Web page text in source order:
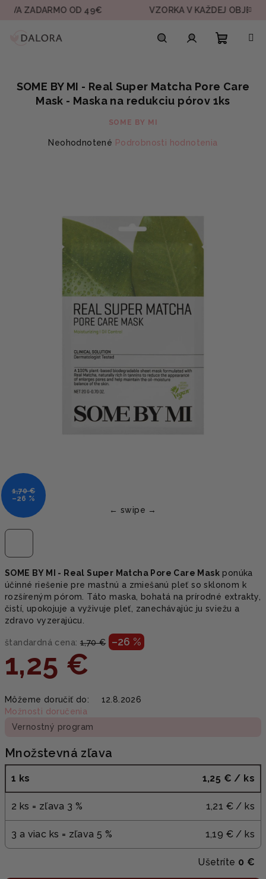
Prejsť
OD 49€ VZORKA V KAŽDEJ OBJEDNÁVKE
košík
SOME BY MI - Real Super Matcha Pore Care Mask ponúka
účinné riešenie pre mastnú a zmiešanú pleť so sklonom k
rozšíreným pórom. Táto maska, bohatá na prírodné extrakty,
čistí, upokojuje a vyživuje pleť, zanechávajúc ju sviežu a
zdravo vyzerajúcu.
štandardná cena: 1,70 € –26 %
1,25 €
cena:
Môžeme doručiť do:
12.8.2026
Možnosti doručenia
Vernostný program
Množstevná zľava
1 ks 1,25 € / ks
2 ks = zľava 3 % 1,21 € / ks
3 a viac ks = zľava 5 % 1,19 € / ks
Ušetríte 0 €
SOME BY MI - Real Super Matcha Pore Care
Mask - Maska na redukciu pórov 1ks
SOME BY MI
Priemerné
hviezdičiek.
Neohodnotené Podrobnosti hodnotenia
1,70 €
–26 %